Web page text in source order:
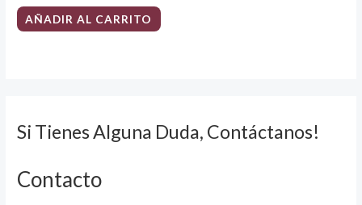
Si Tienes Alguna Duda, Contáctanos!
Contacto
AÑADIR AL CARRITO